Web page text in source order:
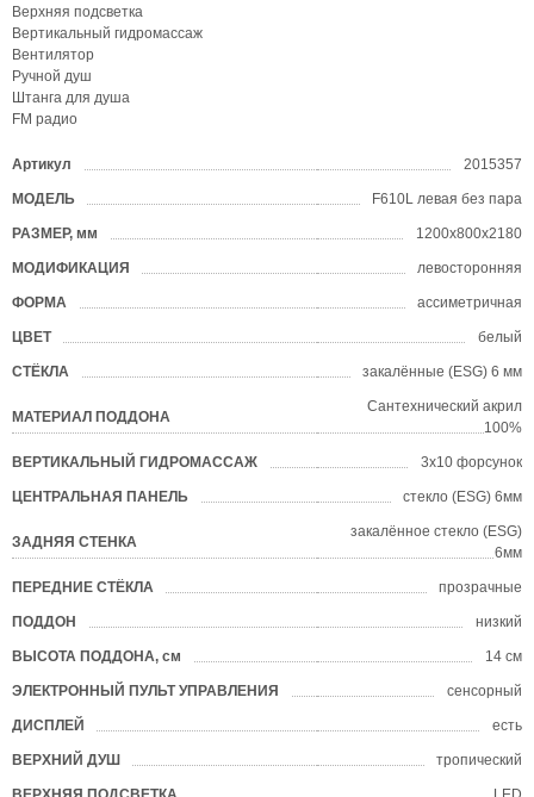
Верхняя подсветка
Вертикальный гидромассаж
Вентилятор
Ручной душ
Штанга для душа
FM радио
Артикул 2015357
МОДЕЛЬ F610L левая без пара
РАЗМЕР, мм 1200х800х2180
МОДИФИКАЦИЯ левосторонняя
ФОРМА ассиметричная
ЦВЕТ белый
СТЁКЛА закалённые (ESG) 6 мм
МАТЕРИАЛ ПОДДОНА
Сантехнический акрил
100%
ВЕРТИКАЛЬНЫЙ ГИДРОМАССАЖ 3x10 форсунок
ЦЕНТРАЛЬНАЯ ПАНЕЛЬ стекло (ESG) 6мм
ЗАДНЯЯ СТЕНКА
закалённое стекло (ESG)
6мм
ПЕРЕДНИЕ СТЁКЛА прозрачные
ПОДДОН низкий
ВЫСОТА ПОДДОНА, см 14 см
ЭЛЕКТРОННЫЙ ПУЛЬТ УПРАВЛЕНИЯ сенсорный
ДИСПЛЕЙ есть
ВЕРХНИЙ ДУШ тропический